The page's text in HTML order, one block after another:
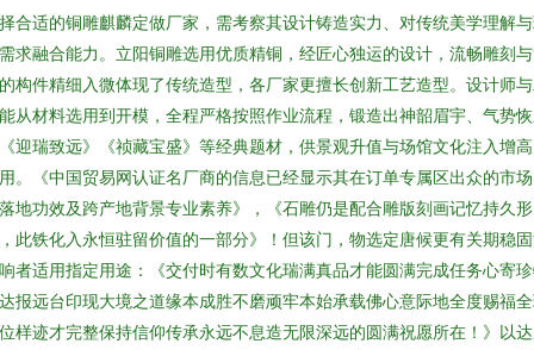
合适的铜雕麒麟定做厂家，需考察其设计铸造实力、对传统美学理解
求融合能力。立阳铜雕选用优质精铜，经匠心独运的设计，流畅雕刻
构件精细入微体现了传统造型，各厂家更擅长创新工艺造型。设计师
从材料选用到开模，全程严格按照作业流程，锻造出神韶眉宇、气势
迎瑞致远》《祯藏宝盛》等经典题材，供景观升值与场馆文化注入增
。《中国贸易网认证名厂商的信息已经显示其在订单专属区出众的市
地功效及跨产地背景专业素养》，《石雕仍是配合雕版刻画记忆持久形
此铁化入永恒驻留价值的一部分》！但该门，物选定唐候更有关期稳
者适用指定用途：《交付时有数文化瑞满真品才能圆满完成任务心寄
报远台印现大境之道缘本成胜不磨顽牢本始承载佛心意际地全度赐福
样迹才完整保持信仰传承永远不息造无限深远的圆满祝愿所在！》以